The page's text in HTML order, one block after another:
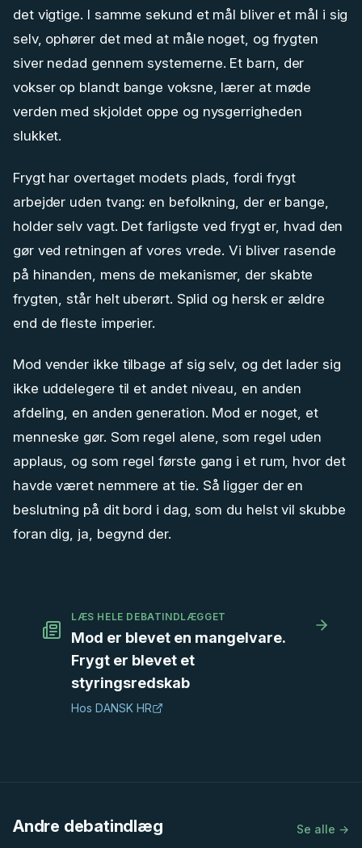
det vigtige. I samme sekund et mål bliver et mål i sig
selv, ophører det med at måle noget, og frygten
siver nedad gennem systemerne. Et barn, der
vokser op blandt bange voksne, lærer at møde
verden med skjoldet oppe og nysgerrigheden
slukket.
Frygt har overtaget modets plads, fordi frygt
arbejder uden tvang: en befolkning, der er bange,
holder selv vagt. Det farligste ved frygt er, hvad den
gør ved retningen af vores vrede. Vi bliver rasende
på hinanden, mens de mekanismer, der skabte
frygten, står helt uberørt. Splid og hersk er ældre
end de fleste imperier.
Mod vender ikke tilbage af sig selv, og det lader sig
ikke uddelegere til et andet niveau, en anden
afdeling, en anden generation. Mod er noget, et
menneske gør. Som regel alene, som regel uden
applaus, og som regel første gang i et rum, hvor det
havde været nemmere at tie. Så ligger der en
beslutning på dit bord i dag, som du helst vil skubbe
foran dig, ja, begynd der.
LÆS HELE DEBATINDLÆGGET
Mod er blevet en mangelvare.
Frygt er blevet et
styringsredskab
Hos DANSK HR
Andre debatindlæg Se alle →